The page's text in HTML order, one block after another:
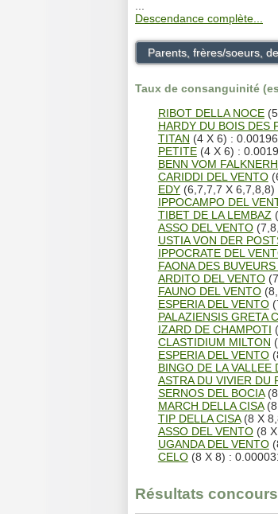
Descendance complète...
Parents, frères/soeurs,
Taux de consanguinité
RIBOT DELLA NOCE
HARDY DU BOIS DES
TITAN (4 X 6) :
PETITE(4 X 6) :
BENN VOM
CARIDDI DEL VENTO
EDY(6,7,7,7 X 6,7,8,8)
IPPOCAMPO DEL
TIBET DE LA LEMBAZ
ASSO DEL VENTO
USTIA VON DER
IPPOCRATE DEL
FAONA DES
ARDITO DEL VENTO
FAUNO DEL VENTO
ESPERIA DEL VENTO
PALAZIENSIS GRETA
IZARD DE CHAMPOTI
CLASTIDIUM MILTON
ESPERIA DEL VENTO
BINGO DE LA VALLEE
ASTRA DU VIVIER DU
SERNOS DEL BOCIA
MARCH DELLA CISA
TIP DELLA CISA(8 X
ASSO DEL VENTO(8 X
UGANDA DEL VENTO
CELO(8 X 8) :
Résultats concours